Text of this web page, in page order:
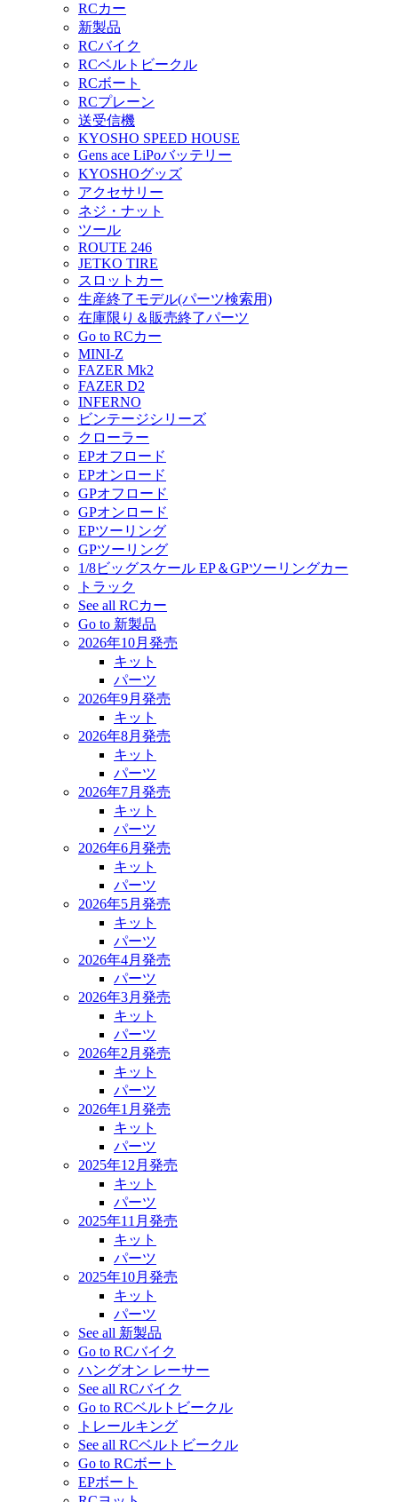
RCカー
新製品
RCバイク
RCベルトビークル
RCボート
RCプレーン
送受信機
KYOSHO SPEED HOUSE
Gens ace LiPoバッテリー
KYOSHOグッズ
アクセサリー
ネジ・ナット
ツール
ROUTE 246
JETKO TIRE
スロットカー
生産終了モデル(パーツ検索用)
在庫限り＆販売終了パーツ
Go to RCカー
MINI-Z
FAZER Mk2
FAZER D2
INFERNO
ビンテージシリーズ
クローラー
EPオフロード
EPオンロード
GPオフロード
GPオンロード
EPツーリング
GPツーリング
1/8ビッグスケール EP＆GPツーリングカー
トラック
See all RCカー
Go to 新製品
2026年10月発売
キット
パーツ
2026年9月発売
キット
2026年8月発売
キット
パーツ
2026年7月発売
キット
パーツ
2026年6月発売
キット
パーツ
2026年5月発売
キット
パーツ
2026年4月発売
パーツ
2026年3月発売
キット
パーツ
2026年2月発売
キット
パーツ
2026年1月発売
キット
パーツ
2025年12月発売
キット
パーツ
2025年11月発売
キット
パーツ
2025年10月発売
キット
パーツ
See all 新製品
Go to RCバイク
ハングオン レーサー
See all RCバイク
Go to RCベルトビークル
トレールキング
See all RCベルトビークル
Go to RCボート
EPボート